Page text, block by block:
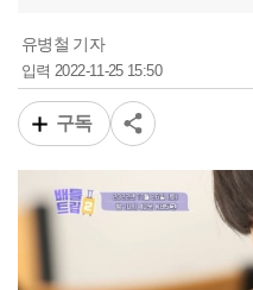
유병철 기자
입력2022-11-25 15:50
구독